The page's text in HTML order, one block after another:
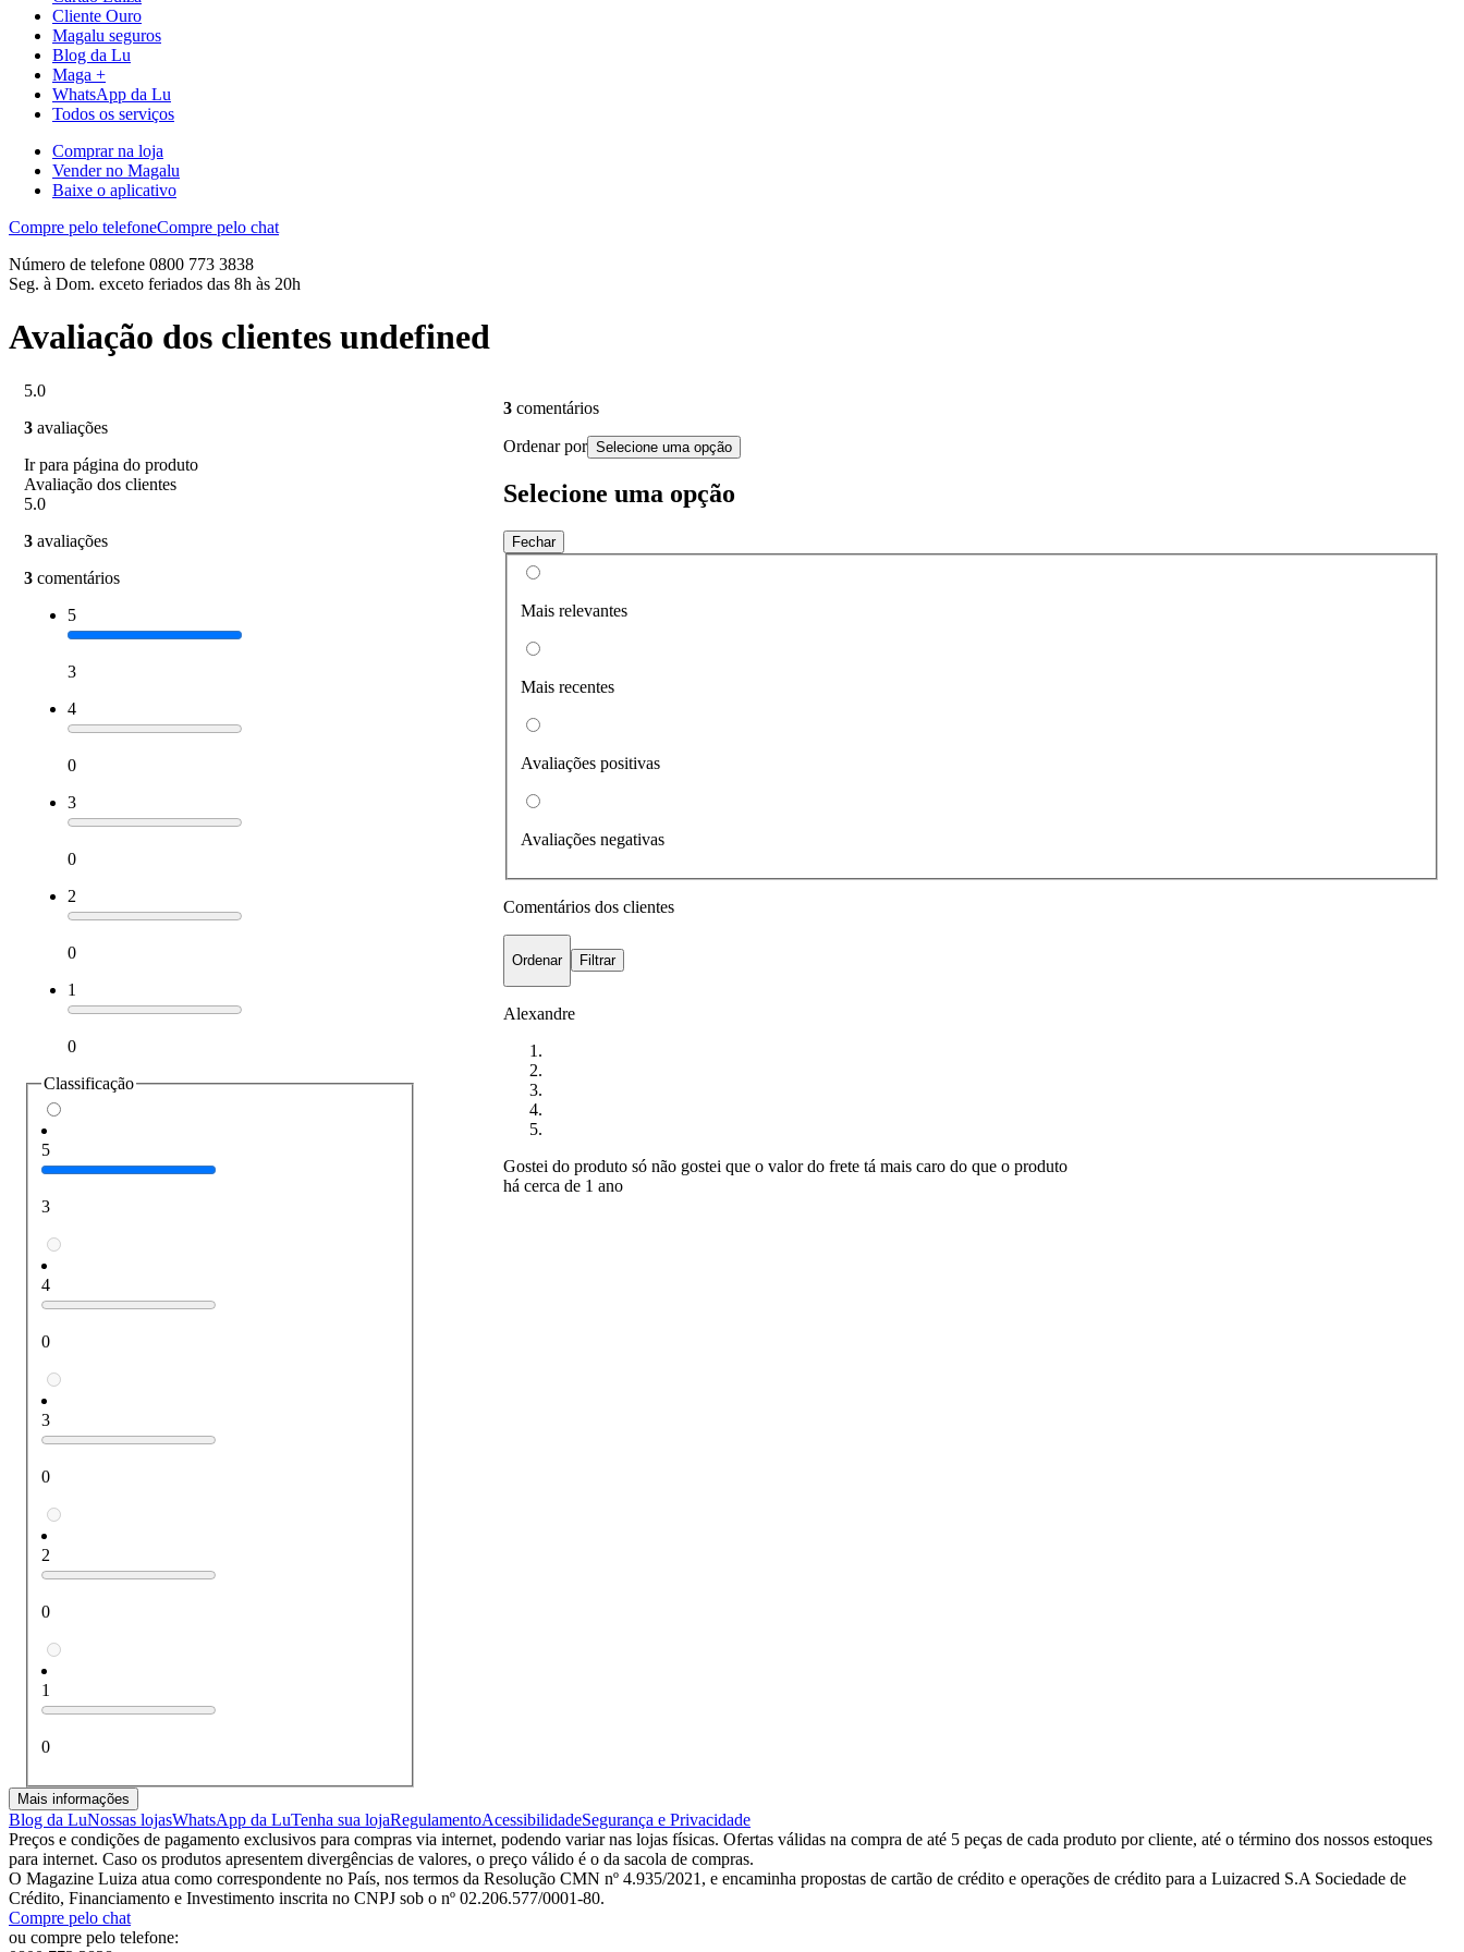
Cliente Ouro
Magalu seguros
Blog da Lu
Maga +
WhatsApp da Lu
Todos os serviços
Comprar na loja
Vender no Magalu
Baixe o aplicativo
Compre pelo telefoneCompre pelo chat
Número de telefone 0800 773 3838
Seg. à Dom. exceto feriados das 8h às 20h
Avaliação dos clientes undefined
5.0
3 avaliações
Ir para página do produto
Avaliação dos clientes
5.0
3 avaliações
3 comentários
5
3
4
0
3
0
2
0
1
0
Classificação
5
3
4
0
3
0
2
0
1
0
3 comentários
Ordenar por Selecione uma opção
Selecione uma opção
Fechar
Mais relevantes
Mais recentes
Avaliações positivas
Avaliações negativas
Comentários dos clientes
Ordenar Filtrar
Alexandre
Gostei do produto só não gostei que o valor do frete tá mais caro do que o produto
há cerca de 1 ano
Mais informações
Blog da LuNossas lojasWhatsApp da LuTenha sua lojaRegulamentoAcessibilidadeSegurança e Privacidade
Preços e condições de pagamento exclusivos para compras via internet, podendo variar nas lojas físicas. Ofertas válidas na compra de até 5 peças de cada produto por cliente, até o término dos nossos estoques
para internet. Caso os produtos apresentem divergências de valores, o preço válido é o da sacola de compras.
O Magazine Luiza atua como correspondente no País, nos termos da Resolução CMN nº 4.935/2021, e encaminha propostas de cartão de crédito e operações de crédito para a Luizacred S.A Sociedade de
Crédito, Financiamento e Investimento inscrita no CNPJ sob o nº 02.206.577/0001-80.
Compre pelo chat
ou compre pelo telefone: